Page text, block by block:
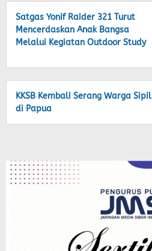
Satgas Yonif Raider 321 Turut
Mencerdaskan Anak Bangsa
Melalui Kegiatan Outdoor Study
KKSB Kembali Serang Warga Sipil
di Papua